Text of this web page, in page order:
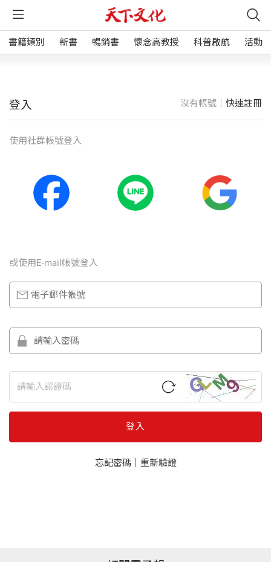
書籍類別 新書 暢銷書 懷念高教授 科普啟航 活動
登入 沒有帳號｜ 快速註冊
使⽤社群帳號登入
或使⽤E-mail帳號登入
登入
忘記密碼｜ 重新驗證